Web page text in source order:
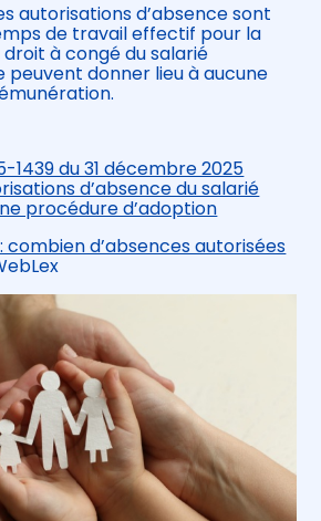
autorisations d’absence sont
de travail effectif pour la
à congé du salarié
donner lieu à aucune
1439 du 31 décembre 2025
d’absence du salarié
procédure d’adoption
d’absences autorisées